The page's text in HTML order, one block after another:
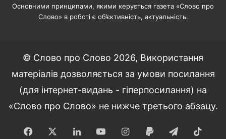
Основними принципами, якими керується газета «Слово про
Слово» в роботі є об’єктивність, актуальність.
© Слово про Слово 2026, Використання
матеріалів дозволяється за умови посилання
(для інтернет-видань - гіперпосилання) на
«Слово про Слово» не нижче третього абзацу.
Facebook LinkedInYouTubeInstagram
Paypal Telegram